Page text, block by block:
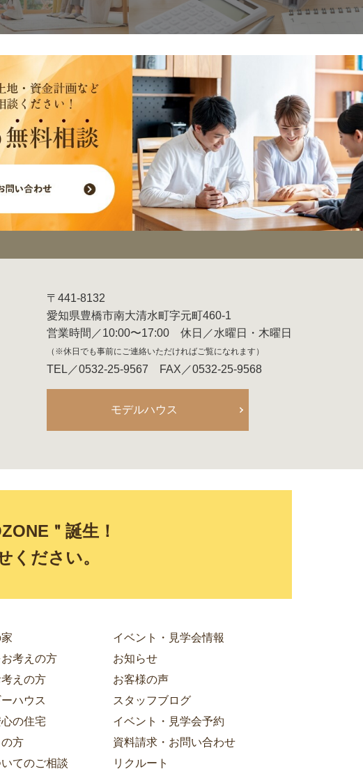
〒441-8132
愛知県豊橋市南大清水町字元町460-1
営業時間／10:00〜17:00 休日／水曜日・木曜日
（※休日でも事前にご連絡いただければご覧になれます）
TEL／0532-25-9567 FAX／0532-25-9568
モデルハウス
＂誕生！
ください。
考えの方
えの方
ハウス
の住宅
方
てのご相談
イベント・見学会情報
お知らせ
お客様の声
スタッフブログ
イベント・見学会予約
資料請求・お問い合わせ
リクルート